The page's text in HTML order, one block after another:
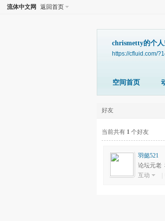
流体中文网 返回首页
chrismetty的个人
https://cfluid.com/
空间首页
好友
当前共有 1 个好友
羽懿521
论坛元老
互动